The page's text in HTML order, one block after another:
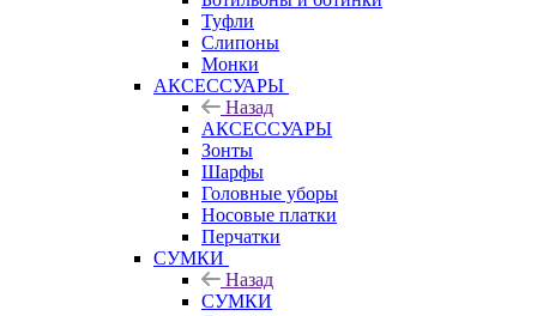
Туфли
Слипоны
Монки
АКСЕССУАРЫ
Назад
АКСЕССУАРЫ
Зонты
Шарфы
Головные уборы
Носовые платки
Перчатки
СУМКИ
Назад
СУМКИ